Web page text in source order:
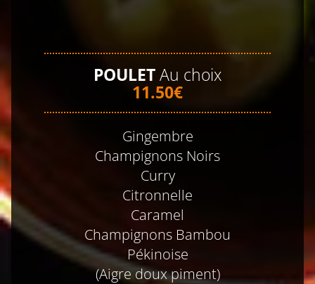
POULETAu choix
11.50€
Gingembre
Champignons Noirs
Curry
Citronnelle
Caramel
Champignons Bambou
Pékinoise
(Aigre doux piment)